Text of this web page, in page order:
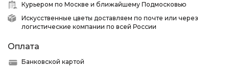
Курьером по Москве и ближайшему Подмосковью
Искусственные цветы доставляем по почте или через
логистические компании по всей России
Оплата
Банковской картой